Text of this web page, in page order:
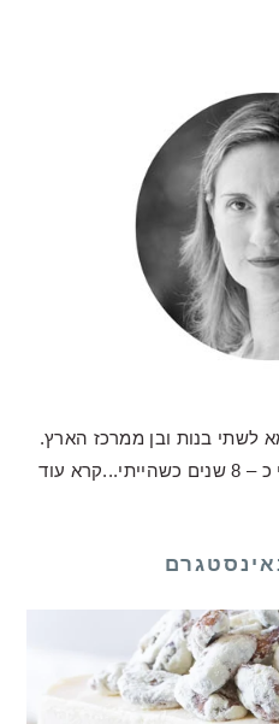
לשתי בנות ובן ממרכז הארץ.
קרא עוד